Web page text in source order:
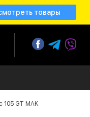
товары
105 GT MAK